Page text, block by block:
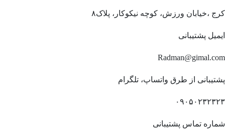
کرج ،خیابان ورزش، کوچه نیکوکار، پلاک۸
ایمیل پشتیبانی
Radman@gimal.com
پشتیبانی از طرق واتساپ، تلگرام
۰۹۰۵۰۲۳۲۳۲۳
شماره تماس پشتیبانی